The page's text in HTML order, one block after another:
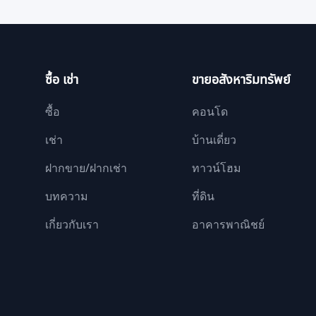
ซื้อ เช่า
ซื้อ
เช่า
ฝากขาย/ฝากเช่า
บทความ
เกี่ยวกับเรา
ขายอสังหาริมทรัพย์
คอนโด
บ้านเดี่ยว
ทาวน์โฮม
ที่ดิน
อาคารพาณิชย์